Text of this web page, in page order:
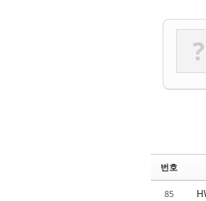
?
번호
85